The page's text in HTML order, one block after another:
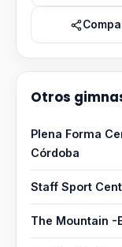
Otros
Plena Forma
Córdoba
Staff Sport
The Mountain -